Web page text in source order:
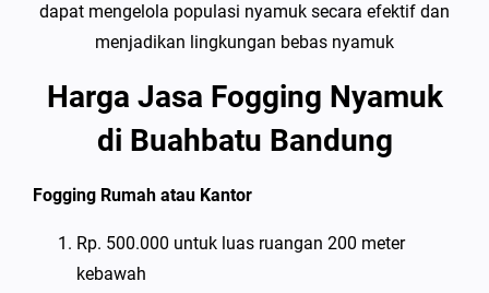
dapat mengelola populasi nyamuk secara efektif dan
menjadikan lingkungan bebas nyamuk
Harga Jasa Fogging Nyamuk
di Buahbatu Bandung
Fogging Rumah atau Kantor
Rp. 500.000 untuk luas ruangan 200 meter
kebawah